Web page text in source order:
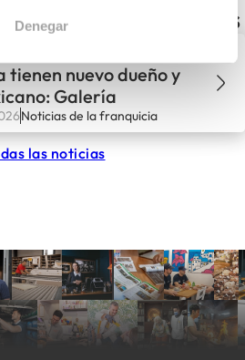
Denegarde Tony Roma’s
tienen nuevo dueño y
Galería
Noticias de la franquicia
las noticias